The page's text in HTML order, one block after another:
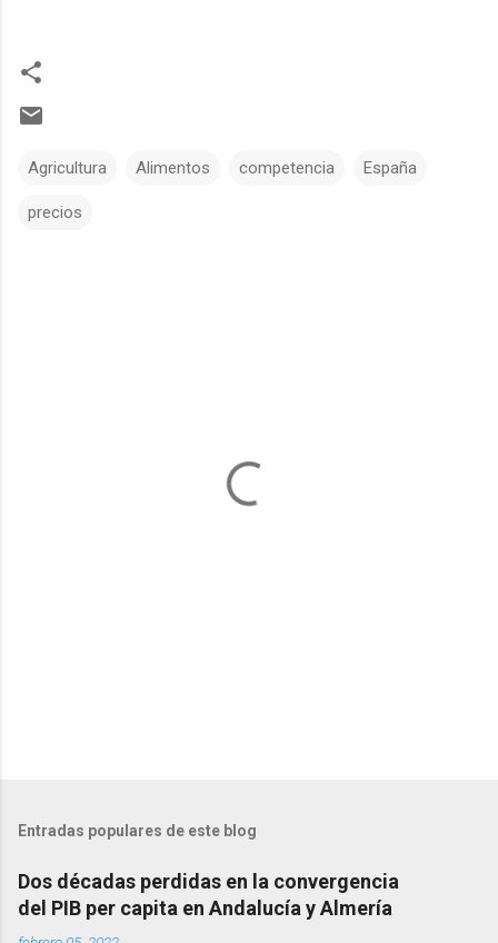
Agricultura Alimentos competencia España
precios
Entradas populares de este blog
Dos décadas perdidas en la convergencia
del PIB per capita en Andalucía y Almería